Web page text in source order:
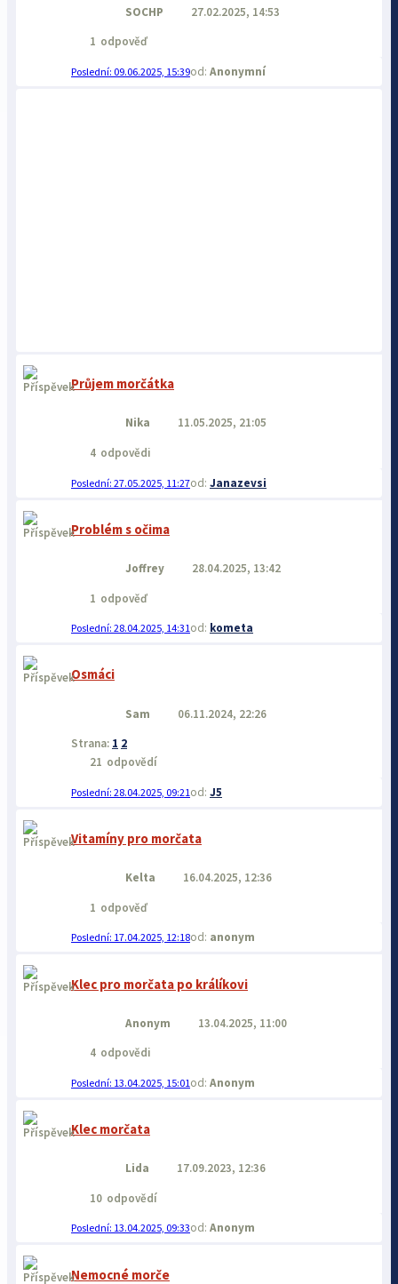
SOCHP
27.02.2025, 14:53
1 odpověď
09.06.2025, 15:39 Anonymní
Průjem morčátka
Nika
11.05.2025, 21:05
4 odpovědi
27.05.2025, 11:27 Janazevsi
Problém s očima
Joffrey
28.04.2025, 13:42
1 odpověď
28.04.2025, 14:31 kometa
Osmáci
Sam
06.11.2024, 22:26
Strana: 1 2
21 odpovědí
28.04.2025, 09:21 J5
Vitamíny pro morčata
Kelta
16.04.2025, 12:36
1 odpověď
17.04.2025, 12:18 anonym
Klec pro morčata po králíkovi
Anonym
13.04.2025, 11:00
4 odpovědi
13.04.2025, 15:01 Anonym
Klec morčata
Lida
17.09.2023, 12:36
10 odpovědí
13.04.2025, 09:33 Anonym
Nemocné morče